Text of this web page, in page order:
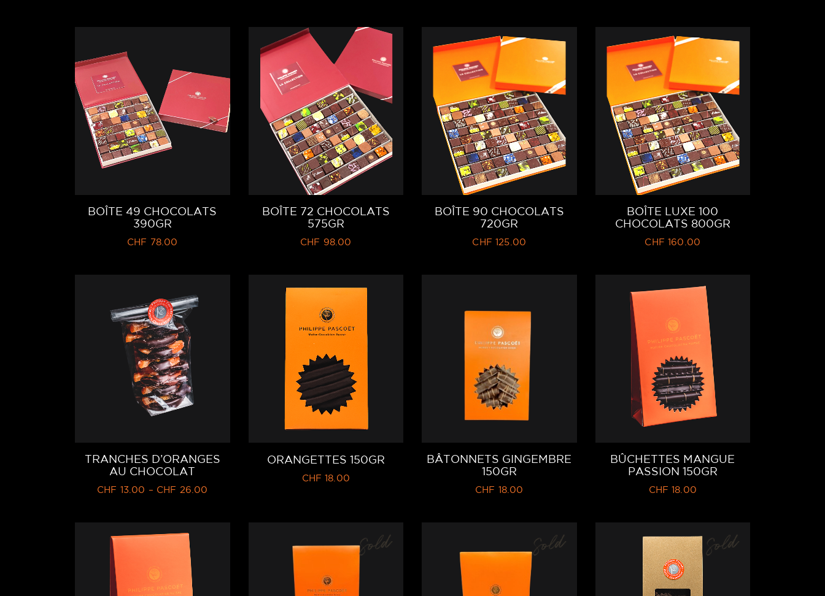
BOÎTE 49 CHOCOLATS
390GR
CHF 78.00
BOÎTE 72 CHOCOLATS
575GR
CHF 98.00
BOÎTE 90 CHOCOLATS
720GR
CHF 125.00
BOÎTE LUXE 100
CHOCOLATS 800GR
CHF 160.00
TRANCHES D’ORANGES
AU CHOCOLAT
CHF 13.00 – CHF 26.00
ORANGETTES 150GR
CHF 18.00
BÂTONNETS GINGEMBRE
150GR
CHF 18.00
BÛCHETTES MANGUE
PASSION 150GR
CHF 18.00
Sold Sold Sold